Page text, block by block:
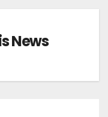
News